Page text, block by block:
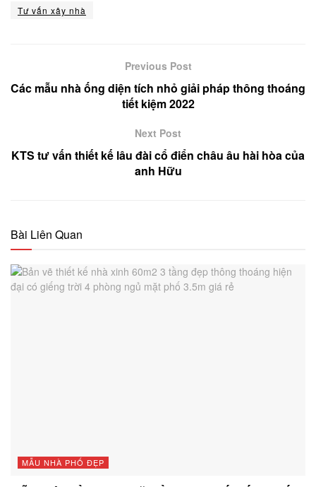
Tư vấn xây nhà
Previous Post
Các mẫu nhà ống diện tích nhỏ giải pháp thông thoáng
tiết kiệm 2022
Next Post
KTS tư vấn thiết kế lâu đài cổ điển châu âu hài hòa của
anh Hữu
Bài Liên Quan
MẪU NHÀ PHỐ ĐẸP